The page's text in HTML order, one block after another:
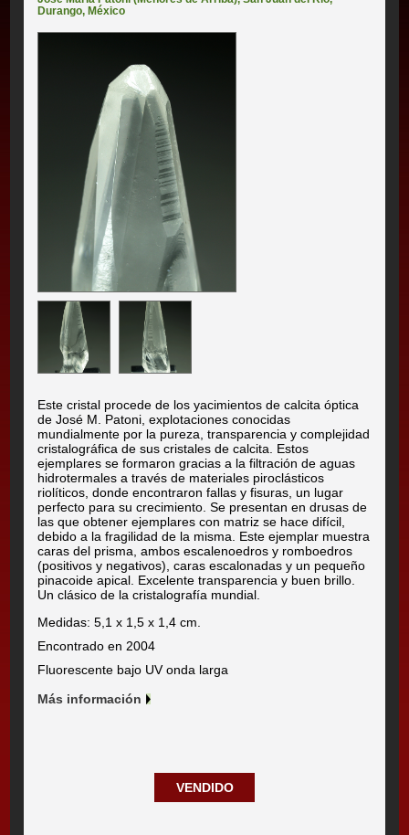
Durango, México
Este cristal procede de los yacimientos de calcita óptica
de José M. Patoni, explotaciones conocidas
mundialmente por la pureza, transparencia y complejidad
cristalográfica de sus cristales de calcita. Estos
ejemplares se formaron gracias a la filtración de aguas
hidrotermales a través de materiales piroclásticos
riolíticos, donde encontraron fallas y fisuras, un lugar
perfecto para su crecimiento. Se presentan en drusas de
las que obtener ejemplares con matriz se hace difícil,
debido a la fragilidad de la misma. Este ejemplar muestra
caras del prisma, ambos escalenoedros y romboedros
(positivos y negativos), caras escalonadas y un pequeño
pinacoide apical. Excelente transparencia y buen brillo.
Un clásico de la cristalografía mundial.
Medidas: 5,1 x 1,5 x 1,4 cm.
Encontrado en 2004
Fluorescente bajo UV onda larga
Más información
VENDIDO